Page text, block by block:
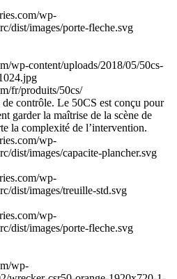
wp-
dist/images/porte-fleche.svg
wp-content/uploads/2018/05/50cs-
fr/produits/50cs/
de contrôle. Le 50CS est conçu pour
garder la maîtrise de la scène de
la complexité de l’intervention.
wp-
dist/images/capacite-plancher.svg
wp-
dist/images/treuille-std.svg
wp-
dist/images/porte-fleche.svg
wp-